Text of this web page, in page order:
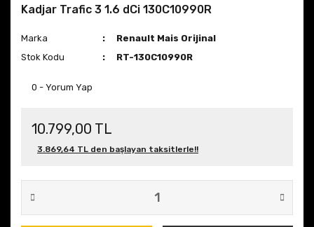
Kadjar Trafic 3 1.6 dCi 130C10990R
Marka
Renault Mais Orijinal
Stok Kodu
RT-130C10990R
0 - Yorum Yap
10.799,00 TL
3.869,64 TL den başlayan taksitlerle!!